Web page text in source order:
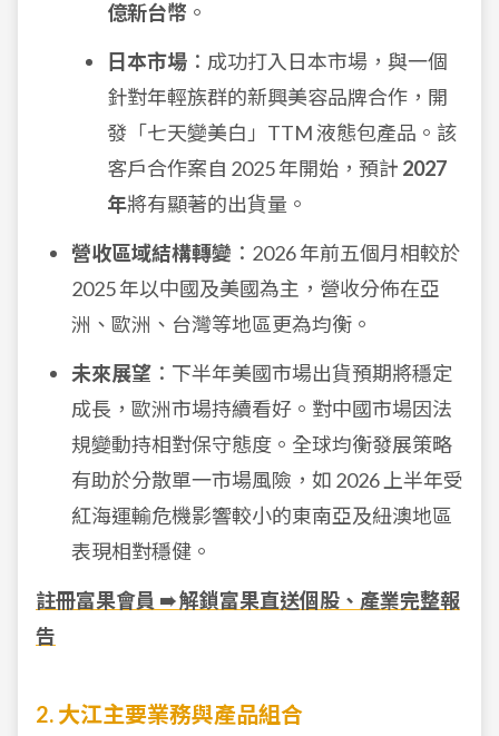
億新台幣 。
日本市場 ：成功打入日本市場，與一個
針對年輕族群的新興美容品牌合作，開
發「七天變美白」TTM 液態包產品。該
客戶合作案自 2025 年開始，預計 2027
年將有顯著的出貨量。
營收區域結構轉變 ：2026 年前五個月相較於
2025 年以中國及美國為主，營收分佈在亞
洲、歐洲、台灣等地區更為均衡。
未來展望 ：下半年美國市場出貨預期將穩定
成長，歐洲市場持續看好。對中國市場因法
規變動持相對保守態度。全球均衡發展策略
有助於分散單一市場風險，如 2026 上半年受
紅海運輸危機影響較小的東南亞及紐澳地區
表現相對穩健。
註冊富果會員 ➠ 解鎖富果直送個股、產業完整報
告
2. 大江主要業務與產品組合